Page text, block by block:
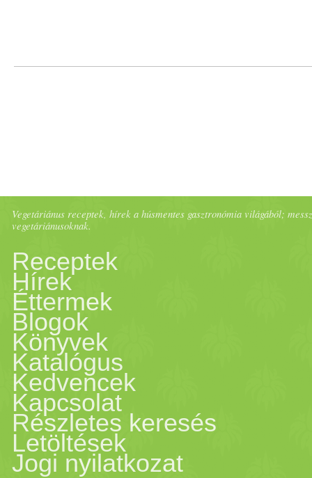
Vegetáriánus receptek, hírek a húsmentes gasztronómia világából;
vegetáriánusoknak.
Receptek
Hírek
Éttermek
Blogok
Könyvek
Katalógus
Kedvencek
Kapcsolat
Részletes keresés
Letöltések
Jogi nyilatkozat